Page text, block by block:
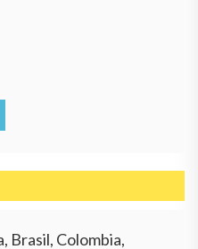
Brasil, Colombia,